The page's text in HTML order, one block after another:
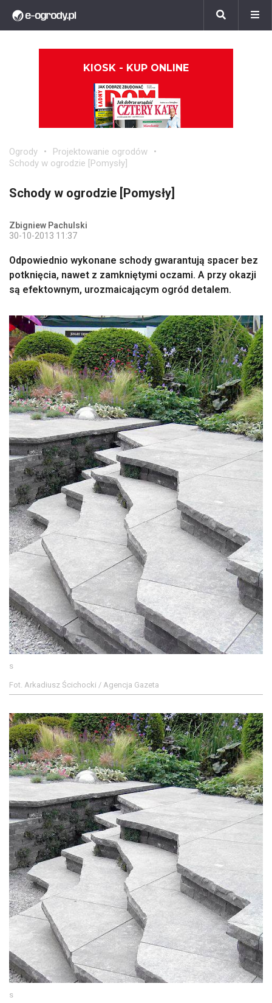
KIOSK - KUP ONLINE
Ogrody
Projektowanie ogrodów
Schody w ogrodzie [Pomysły]
Schody w ogrodzie [Pomysły]
Zbigniew Pachulski
30-10-2013 11:37
Odpowiednio wykonane schody gwarantują spacer bez
potknięcia, nawet z zamkniętymi oczami. A przy okazji
są efektownym, urozmaicającym ogród detalem.
s
Fot. Arkadiusz Ścichocki / Agencja Gazeta
s